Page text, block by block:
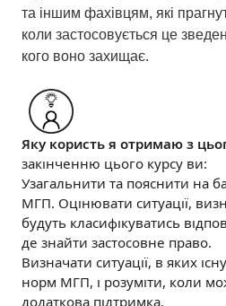
та іншим фахівцям, які
коли застосовується це
кого воно захищає.
Яку користь я отримаю з
закінченню цього курсу ви:
Узагальнити та пояснити на
МГП. Оцінювати ситуації,
будуть класифікуватись
де знайти застосовне право.
Визначати ситуації, в яких
норм МГП, і розуміти, коли
додаткова підтримка.